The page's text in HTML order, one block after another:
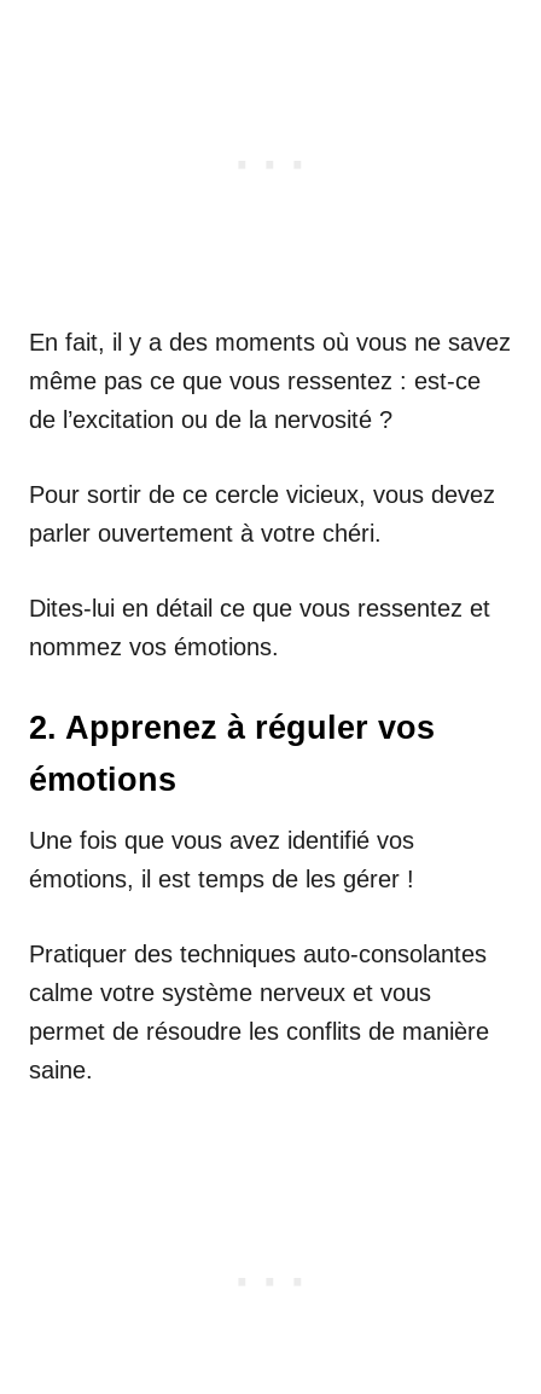
En fait, il y a des moments où vous ne savez
même pas ce que vous ressentez : est-ce
de l’excitation ou de la nervosité ?
Pour sortir de ce cercle vicieux, vous devez
parler ouvertement à votre chéri.
Dites-lui en détail ce que vous ressentez et
nommez vos émotions.
2. Apprenez à réguler vos
émotions
Une fois que vous avez identifié vos
émotions, il est temps de les gérer !
Pratiquer des techniques auto-consolantes
calme votre système nerveux et vous
permet de résoudre les conflits de manière
saine.